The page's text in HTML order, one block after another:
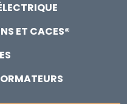
ET CACES®